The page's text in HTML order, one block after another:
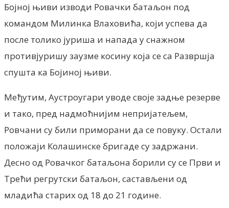
Бојној њиви изводи Ровачки батаљон под
командом Милинка Влаховића, који успева да
после толико јуриша и напада у снажном
противјуришу заузме косину која се са Развршја
спушта ка Бојиној њиви.
Међутим, Аустроугари уводе своје задње резерве
и тако, пред надмоћнијим непријатељем,
Ровчани су били приморани да се повуку. Остали
положаји Колашинске бригаде су задржани.
Десно од Ровачког батаљона борили су се Први и
Трећи регрутски батаљон, састављени од
младића старих од 18 до 21 године.